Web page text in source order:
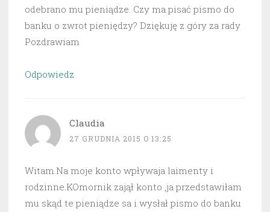
odebrano mu pieniądze. Czy ma pisać pismo do
banku o zwrot pieniędzy? Dziękuję z góry za rady
Pozdrawiam
Odpowiedz
Claudia
27 GRUDNIA 2015 O 13:25
Witam.Na moje konto wpływaja laimenty i
rodzinne.KOmornik zajął konto ,ja przedstawiłam
mu skąd te pieniądze sa i wysłał pismo do banku